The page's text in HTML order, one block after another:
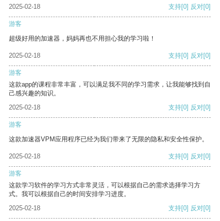
2025-02-18 支持[0] 反对[0]
游客
超级好用的加速器，妈妈再也不用担心我的学习啦！
2025-02-18 支持[0] 反对[0]
游客
这款app的课程非常丰富，可以满足我不同的学习需求，让我能够找到自
己感兴趣的知识。
2025-02-18
支持[0] 反对[0]
游客
这款加速器VPM应用程序已经为我们带来了无限的隐私和安全性保护。
2025-02-18 支持[0] 反对[0]
游客
这款学习软件的学习方式非常灵活，可以根据自己的需求选择学习方
式。我可以根据自己的时间安排学习进度。
2025-02-18
支持[0] 反对[0]